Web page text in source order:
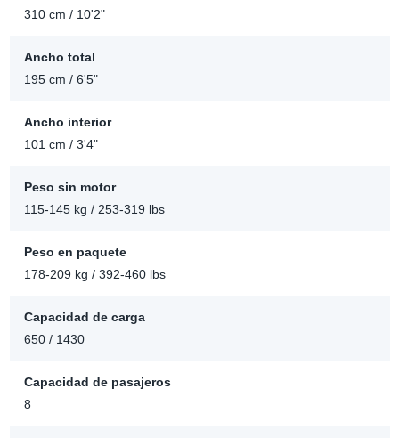
310 cm / 10'2"
Ancho total
195 cm / 6'5"
Ancho interior
101 cm / 3'4"
Peso sin motor
115-145 kg / 253-319 lbs
Peso en paquete
178-209 kg / 392-460 lbs
Capacidad de carga
650 / 1430
Capacidad de pasajeros
8